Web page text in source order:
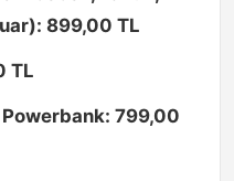
899,00 TL
TL
799,00